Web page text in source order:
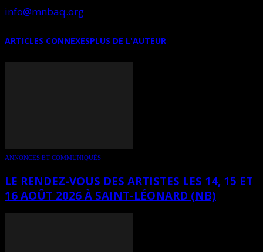
info@mnbaq.org
ARTICLES CONNEXESPLUS DE L'AUTEUR
ANNONCES ET COMMUNIQUÉS
LE RENDEZ-VOUS DES ARTISTES LES 14, 15 ET
16 AOÛT 2026 À SAINT-LÉONARD (NB)